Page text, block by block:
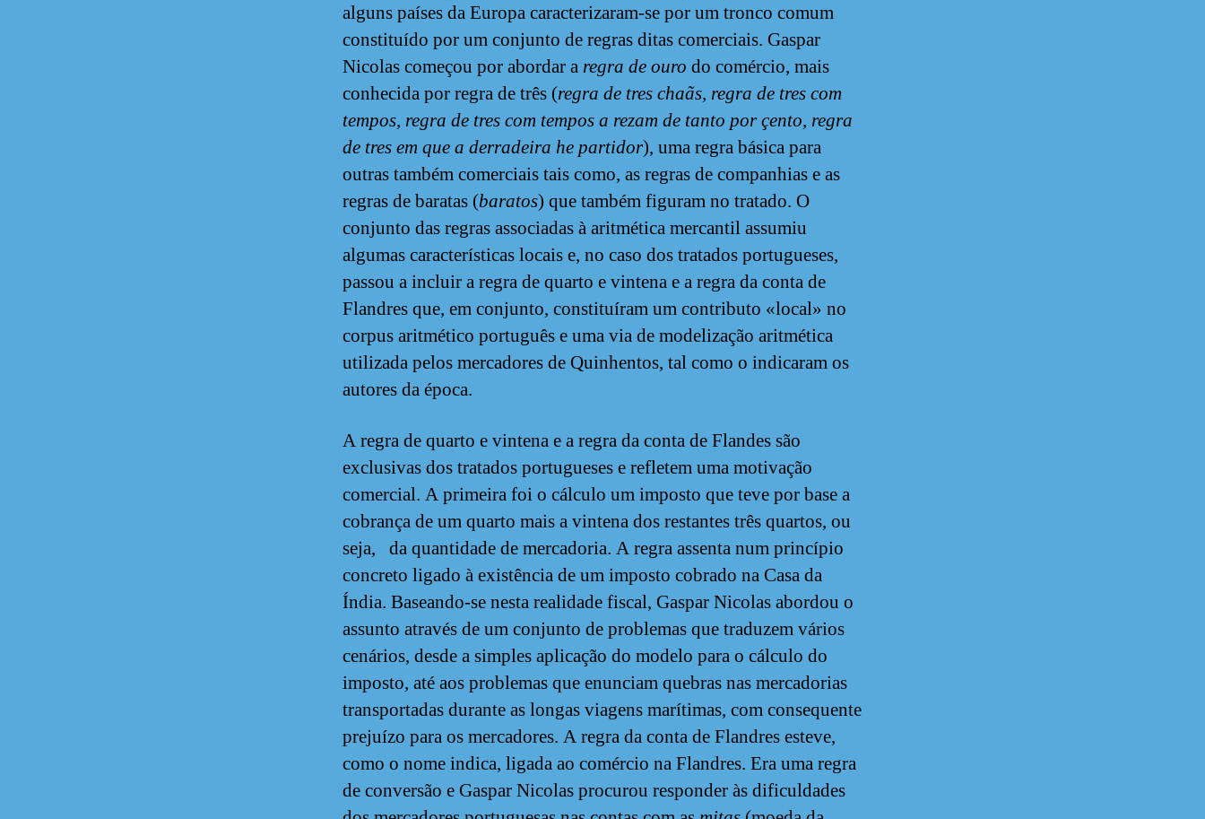
alguns países da Europa caracterizaram-se por um tronco comum
constituído por um conjunto de regras ditas comerciais. Gaspar
Nicolas começou por abordar a regra de ouro do comércio, mais
conhecida por regra de três (regra de tres chaãs, regra de tres com
tempos, regra de tres com tempos a rezam de tanto por çento, regra
de tres em que a derradeira he partidor), uma regra básica para
outras também comerciais tais como, as regras de companhias e as
regras de baratas (baratos) que também figuram no tratado. O
conjunto das regras associadas à aritmética mercantil assumiu
algumas características locais e, no caso dos tratados portugueses,
passou a incluir a regra de quarto e vintena e a regra da conta de
Flandres que, em conjunto, constituíram um contributo «local» no
corpus aritmético português e uma via de modelização aritmética
utilizada pelos mercadores de Quinhentos, tal como o indicaram os
autores da época.
A regra de quarto e vintena e a regra da conta de Flandes são
exclusivas dos tratados portugueses e refletem uma motivação
comercial. A primeira foi o cálculo um imposto que teve por base a
cobrança de um quarto mais a vintena dos restantes três quartos, ou
seja, da quantidade de mercadoria. A regra assenta num princípio
concreto ligado à existência de um imposto cobrado na Casa da
Índia. Baseando-se nesta realidade fiscal, Gaspar Nicolas abordou o
assunto através de um conjunto de problemas que traduzem vários
cenários, desde a simples aplicação do modelo para o cálculo do
imposto, até aos problemas que enunciam quebras nas mercadorias
transportadas durante as longas viagens marítimas, com consequente
prejuízo para os mercadores. A regra da conta de Flandres esteve,
como o nome indica, ligada ao comércio na Flandres. Era uma regra
de conversão e Gaspar Nicolas procurou responder às dificuldades